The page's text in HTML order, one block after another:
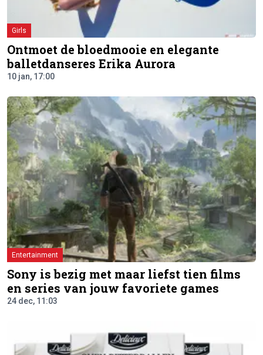
Girls
Ontmoet de bloedmooie en elegante
balletdanseres Erika Aurora
10 jan, 17:00
Entertainment
Sony is bezig met maar liefst tien films
en series van jouw favoriete games
24 dec, 11:03